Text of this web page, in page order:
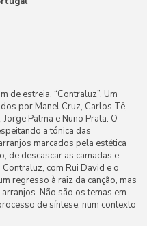
de estreia, “Contraluz”. Um
por Manel Cruz, Carlos Tê,
Palma e Nuno Prata. O
a tónica das
marcados pela estética
de descascar as camadas e
com Rui David e o
regresso à raiz da canção, mas
Não são os temas em
de síntese, num contexto